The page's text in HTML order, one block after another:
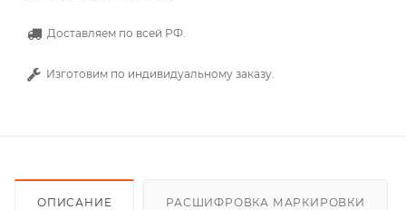
Доставляем по всей РФ.
Изготовим по индивидуальному заказу.
ОПИСАНИЕ РАСШИФРОВКА МАРКИРОВКИ